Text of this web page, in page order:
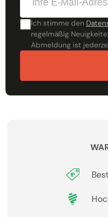
Ich stimme den
regelmäßig
Abmeldung ist